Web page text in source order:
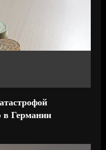
в Германии